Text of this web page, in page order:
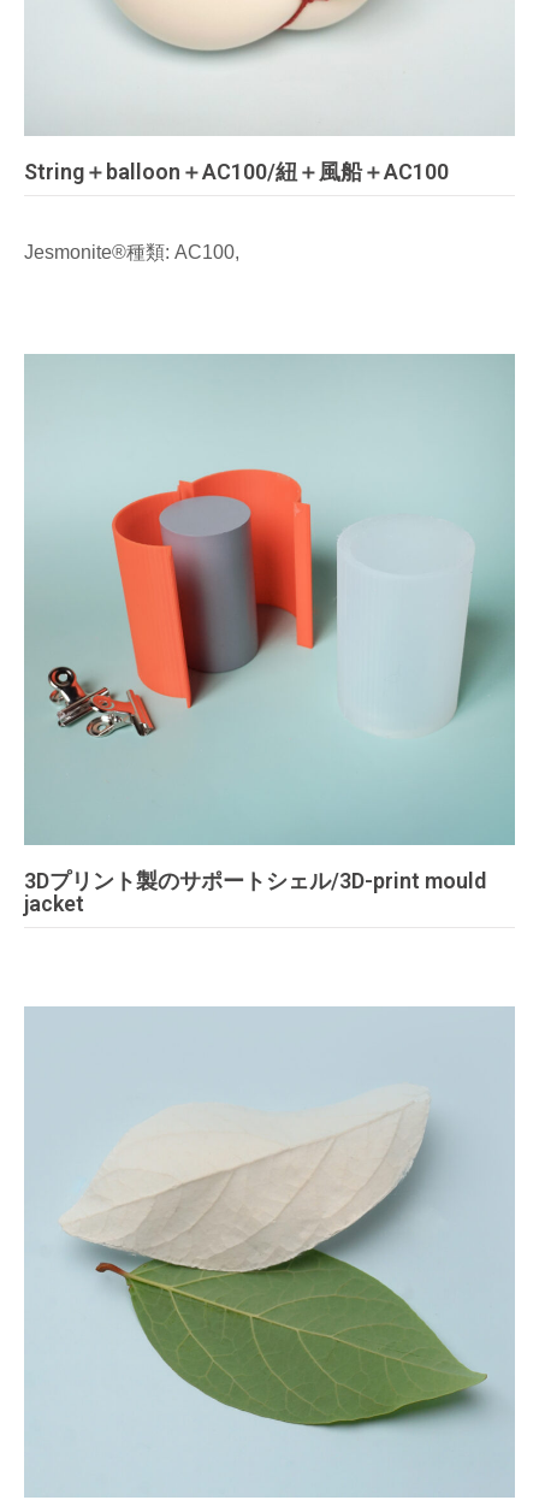
String＋balloon＋AC100/紐＋風船＋AC100
Jesmonite®種類: AC100,
3Dプリント製のサポートシェル/3D-print mould
jacket